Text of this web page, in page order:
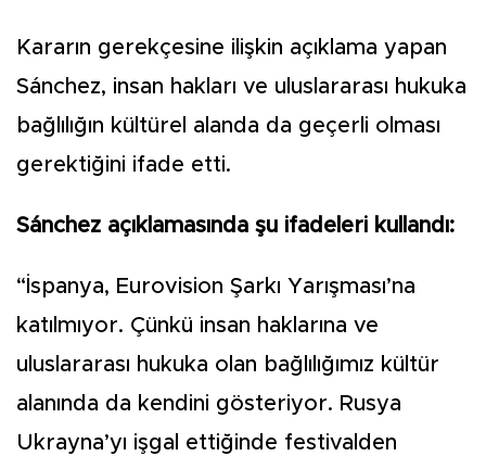
Kararın gerekçesine ilişkin açıklama yapan
Sánchez, insan hakları ve uluslararası hukuka
bağlılığın kültürel alanda da geçerli olması
gerektiğini ifade etti.
Sánchez açıklamasında şu ifadeleri kullandı:
“İspanya, Eurovision Şarkı Yarışması’na
katılmıyor. Çünkü insan haklarına ve
uluslararası hukuka olan bağlılığımız kültür
alanında da kendini gösteriyor. Rusya
Ukrayna’yı işgal ettiğinde festivalden